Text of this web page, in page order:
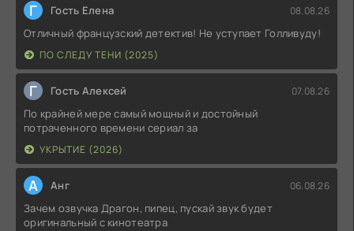
Г Гость Елена 08.08.26
Отличный французский детектив! Не уступает Голливуду!
ПО СЛЕДУ ТЕНИ (2025)
Г Гость Алексей 07.08.26
По крайней мере самый мощный и достойный
потраченного времени сериал за
УКРЫТИЕ (2026)
А Анг 06.08.26
Зачем озвучка Драгон, пипец, пускай звук будет
оригинальный с кинотеатра